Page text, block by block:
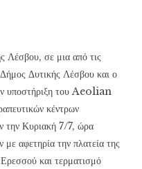
Λέσβου, σε μια από τις
Δυτικής Λέσβου και ο
υποστήριξη του Aeolian
κέντρων
Κυριακή 7/7, ώρα
αφετηρία την πλατεία της
και τερματισμό